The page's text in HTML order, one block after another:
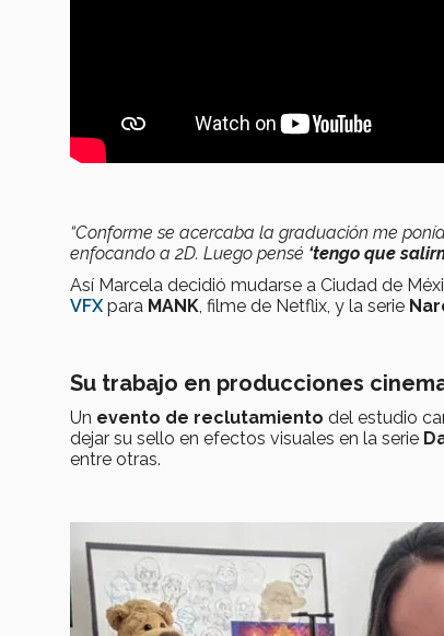
“Conforme se acercaba la graduación me
enfocando a 2D. Luego pensé ‘tengo que
Así Marcela decidió mudarse a Ciudad de
VFX para MANK , filme de Netflix, y la serie
Su trabajo en producciones
Un evento de reclutamiento del estudio
dejar su sello en efectos visuales en la serie
entre otras.